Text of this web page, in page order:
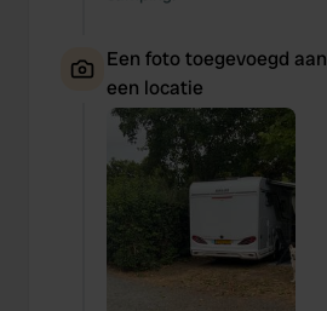
Een foto toegevoegd aan
een locatie